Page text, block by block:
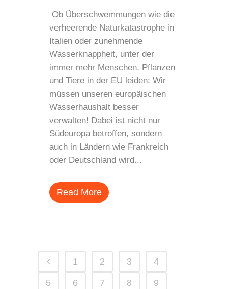
Ob Überschwemmungen wie die
verheerende Naturkatastrophe in
Italien oder zunehmende
Wasserknappheit, unter der
immer mehr Menschen, Pflanzen
und Tiere in der EU leiden: Wir
müssen unseren europäischen
Wasserhaushalt besser
verwalten! Dabei ist nicht nur
Südeuropa betroffen, sondern
auch in Ländern wie Frankreich
oder Deutschland wird...
Read More
1 2 3 4
5 6 7 8 9